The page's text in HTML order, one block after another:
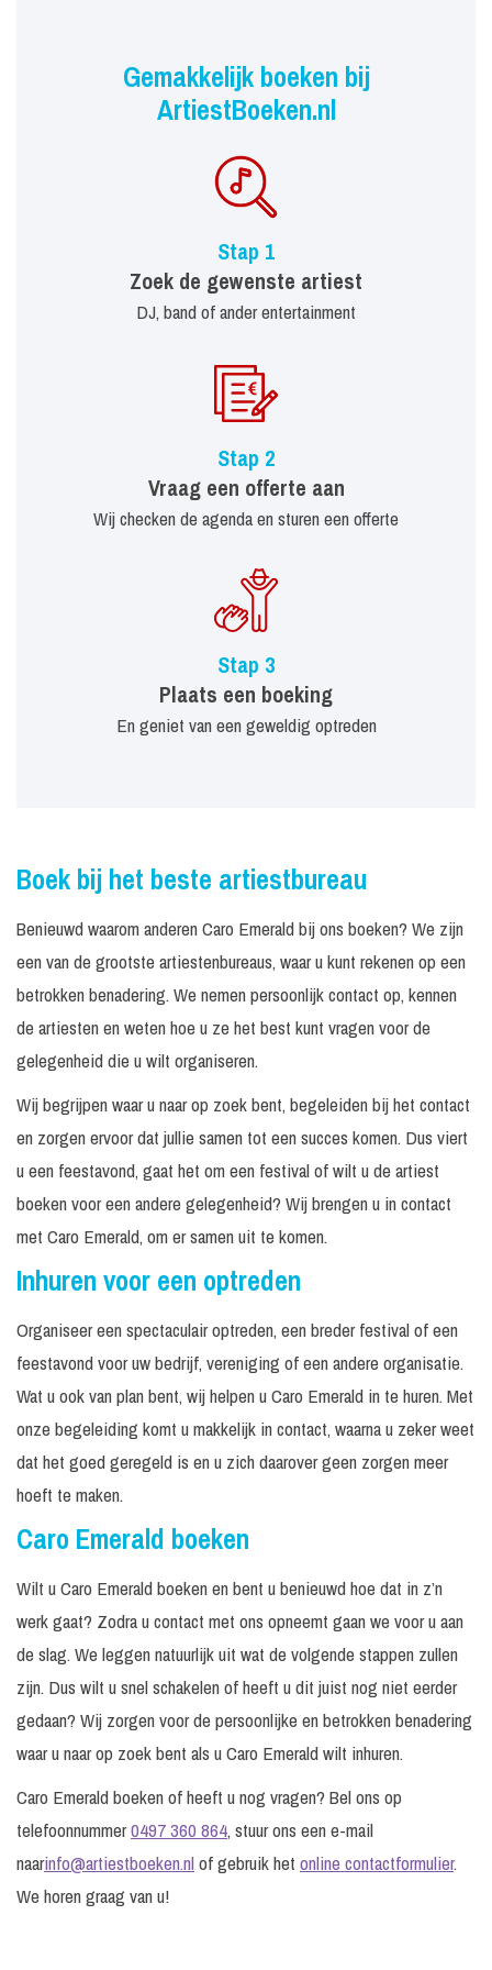
Gemakkelijk boeken bij
ArtiestBoeken.nl
Stap 1
Zoek de gewenste artiest
DJ, band of ander entertainment
Stap 2
Vraag een offerte aan
Wij checken de agenda en sturen een offerte
Stap 3
Plaats een boeking
En geniet van een geweldig optreden
Boek bij het beste artiestbureau
Benieuwd waarom anderen Caro Emerald bij ons boeken? We zijn
een van de grootste artiestenbureaus, waar u kunt rekenen op een
betrokken benadering. We nemen persoonlijk contact op, kennen
de artiesten en weten hoe u ze het best kunt vragen voor de
gelegenheid die u wilt organiseren.
Wij begrijpen waar u naar op zoek bent, begeleiden bij het contact
en zorgen ervoor dat jullie samen tot een succes komen. Dus viert
u een feestavond, gaat het om een festival of wilt u de artiest
boeken voor een andere gelegenheid? Wij brengen u in contact
met Caro Emerald, om er samen uit te komen.
Inhuren voor een optreden
Organiseer een spectaculair optreden, een breder festival of een
feestavond voor uw bedrijf, vereniging of een andere organisatie.
Wat u ook van plan bent, wij helpen u Caro Emerald in te huren. Met
onze begeleiding komt u makkelijk in contact, waarna u zeker weet
dat het goed geregeld is en u zich daarover geen zorgen meer
hoeft te maken.
Caro Emerald boeken
Wilt u Caro Emerald boeken en bent u benieuwd hoe dat in z’n
werk gaat? Zodra u contact met ons opneemt gaan we voor u aan
de slag. We leggen natuurlijk uit wat de volgende stappen zullen
zijn. Dus wilt u snel schakelen of heeft u dit juist nog niet eerder
gedaan? Wij zorgen voor de persoonlijke en betrokken benadering
waar u naar op zoek bent als u Caro Emerald wilt inhuren.
Caro Emerald boeken of heeft u nog vragen? Bel ons op
telefoonnummer0497 360 864, stuur ons een e-mail
naarinfo@artiestboeken.nlof gebruik het online contactformulier.
We horen graag van u!